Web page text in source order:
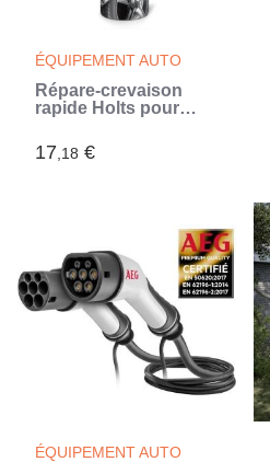
ÉQUIPEMENT AUTO
Répare-crevaison
rapide Holts pour
petite citadine /
moyenne berline
17,18 €
ÉQUIPEMENT AUTO